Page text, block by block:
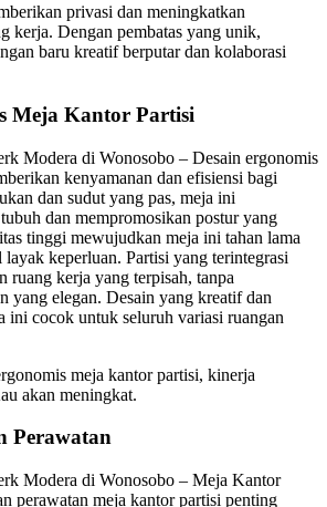
privasi dan meningkatkan
kerja. Dengan pembatas yang unik,
baru kreatif berputar dan kolaborasi
Meja Kantor Partisi
Modera di Wonosobo – Desain ergonomis
kenyamanan dan efisiensi bagi
dan sudut yang pas, meja ini
dan mempromosikan postur yang
tinggi mewujudkan meja ini tahan lama
keperluan. Partisi yang terintegrasi
ruang kerja yang terpisah, tanpa
yang elegan. Desain yang kreatif dan
ini cocok untuk seluruh variasi ruangan
meja kantor partisi, kinerja
akan meningkat.
Perawatan
Modera di Wonosobo – Meja Kantor
perawatan meja kantor partisi penting